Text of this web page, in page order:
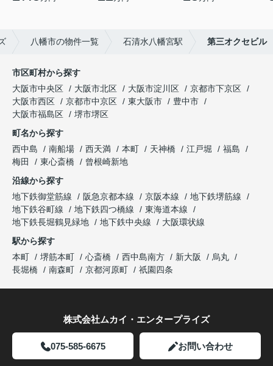
八幡市の物件一覧 石清水八幡宮駅 第三オクセビル
市区町村から探す
大阪市中央区
大阪市北区 大阪市淀川区
京都市下京区
大阪市西区
京都市中京区 東大阪市
豊中市
大阪市福島区
堺市堺区
町名から探す
西中島
南船場 西天満 本町 天神橋 江戸堀
福島
梅田
東心斎橋
曾根崎新地
沿線から探す
地下鉄御堂筋線
阪急京都本線 京阪本線
地下鉄堺筋線
地下鉄谷町線
地下鉄四つ橋線
東海道本線
地下鉄長堀鶴見緑地
地下鉄中央線
大阪環状線
駅から探す
本町
堺筋本町 心斎橋 西中島南方 新大阪
烏丸
長堀橋
南森町 京都河原町 祇園四条
株式会社ムカイ・エンタープライズ
075-585-6675 お問い合わせ